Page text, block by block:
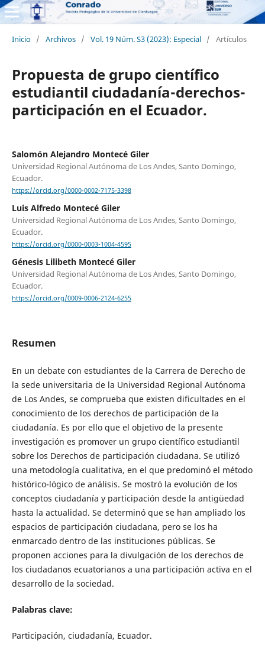
Inicio / Archivos / Vol. 19 Núm. S3 (2023): Especial / Artículos
Propuesta de grupo científico
estudiantil ciudadanía-derechos-
participación en el Ecuador.
Salomón Alejandro Montecé Giler
Universidad Regional Autónoma de Los Andes, Santo Domingo,
Ecuador.
https://orcid.org/0000-0002-7175-3398
Luis Alfredo Montecé Giler
Universidad Regional Autónoma de Los Andes, Santo Domingo,
Ecuador.
https://orcid.org/0000-0003-1004-4595
Génesis Lilibeth Montecé Giler
Universidad Regional Autónoma de Los Andes, Santo Domingo,
Ecuador.
https://orcid.org/0009-0006-2124-6255
Resumen
En un debate con estudiantes de la Carrera de Derecho de
la sede universitaria de la Universidad Regional Autónoma
de Los Andes, se comprueba que existen dificultades en el
conocimiento de los derechos de participación de la
ciudadanía. Es por ello que el objetivo de la presente
investigación es promover un grupo científico estudiantil
sobre los Derechos de participación ciudadana. Se utilizó
una metodología cualitativa, en el que predominó el método
histórico-lógico de análisis. Se mostró la evolución de los
conceptos ciudadanía y participación desde la antigüedad
hasta la actualidad. Se determinó que se han ampliado los
espacios de participación ciudadana, pero se los ha
enmarcado dentro de las instituciones públicas. Se
proponen acciones para la divulgación de los derechos de
los ciudadanos ecuatorianos a una participación activa en el
desarrollo de la sociedad.
Palabras clave:
Participación, ciudadanía, Ecuador.